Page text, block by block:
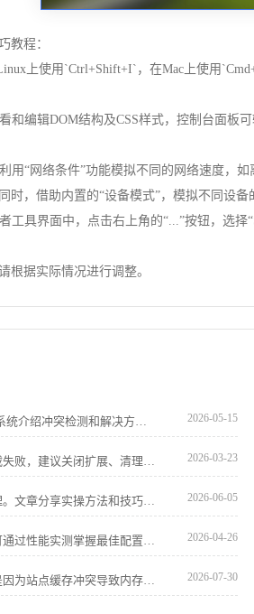
教程：
上使用`Ctrl+Shift+I`，在Mac上使用
编辑DOM结构及CSS样式，控制台面板
“网络条件”功能模拟不同的网络速度，
时，借助内置的“设备模式”，模拟不同设
具界面中，点击右上角的“...”按钮，选择
根据实际情况进行调整。
插件冲突常导致Chrome浏览器异常。本文系统介绍冲突检测和解决方案，帮助用户快速定位并修复问题，保障浏览器稳定流畅。 2026-05-15
谷歌浏览器下载页面无响应，常因脚本加载失败，建议关闭扩展、清理缓存并检查网络状态改善体验。 2026-03-23
谷歌浏览器多窗口操作功能便于多任务管理。文章分享实操方法和技巧，帮助用户高效使用多个窗口。 2026-06-05
谷歌浏览器下载加速插件操作高效，用户可通过性能实测掌握最佳配置，实现文件快速下载和任务管理。 2026-04-26
华为浏览器在遭遇网页加载卡死时，往往是因为站点缓存冲突导致内存溢出。本文手把手教您如何通过单站清理功能快速释放占用，重置加载进程，轻松解决网页卡顿无法刷新的棘手问题。 2026-07-30